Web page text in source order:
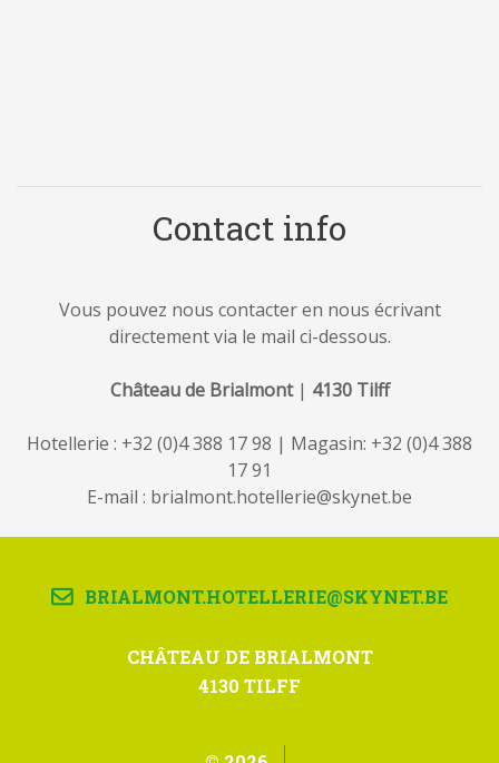
Contact info
Vous pouvez nous contacter en nous écrivant
directement via le mail ci-dessous.
Château de Brialmont | 4130 Tilff
Hotellerie : +32 (0)4 388 17 98 | Magasin: +32 (0)4 388
17 91
E-mail : brialmont.hotellerie@skynet.be
BRIALMONT.HOTELLERIE@SKYNET.BE
CHÂTEAU DE BRIALMONT
4130 TILFF